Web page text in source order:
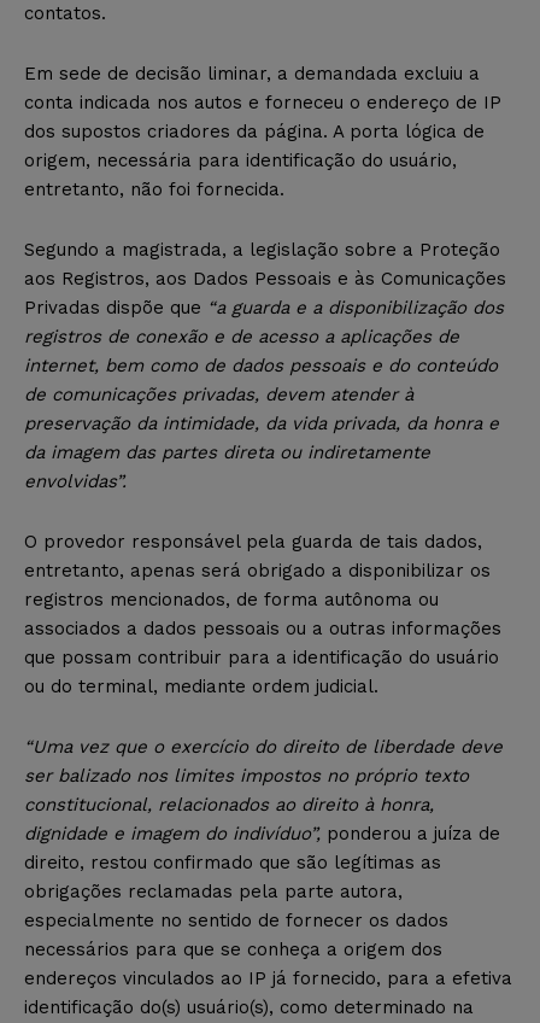
contatos.
Em sede de decisão liminar, a demandada excluiu a
conta indicada nos autos e forneceu o endereço de IP
dos supostos criadores da página. A porta lógica de
origem, necessária para identificação do usuário,
entretanto, não foi fornecida.
Segundo a magistrada, a legislação sobre a Proteção
aos Registros, aos Dados Pessoais e às Comunicações
Privadas dispõe que “a guarda e a disponibilização dos
registros de conexão e de acesso a aplicações de
internet, bem como de dados pessoais e do conteúdo
de comunicações privadas, devem atender à
preservação da intimidade, da vida privada, da honra e
da imagem das partes direta ou indiretamente
envolvidas”.
O provedor responsável pela guarda de tais dados,
entretanto, apenas será obrigado a disponibilizar os
registros mencionados, de forma autônoma ou
associados a dados pessoais ou a outras informações
que possam contribuir para a identificação do usuário
ou do terminal, mediante ordem judicial.
“Uma vez que o exercício do direito de liberdade deve
ser balizado nos limites impostos no próprio texto
constitucional, relacionados ao direito à honra,
dignidade e imagem do indivíduo”, ponderou a juíza de
direito, restou confirmado que são legítimas as
obrigações reclamadas pela parte autora,
especialmente no sentido de fornecer os dados
necessários para que se conheça a origem dos
endereços vinculados ao IP já fornecido, para a efetiva
identificação do(s) usuário(s), como determinado na